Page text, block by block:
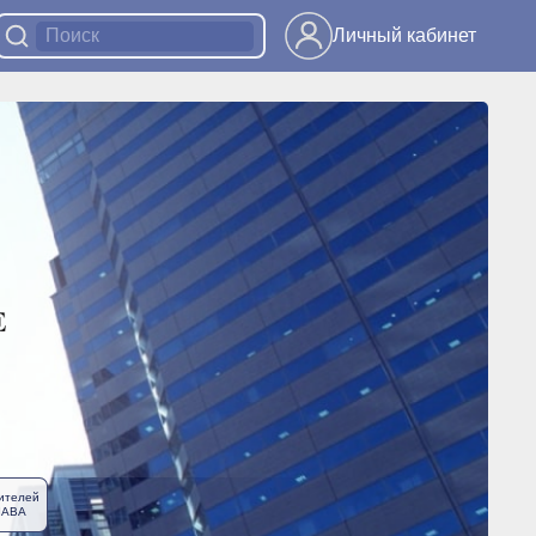
Личный кабинет